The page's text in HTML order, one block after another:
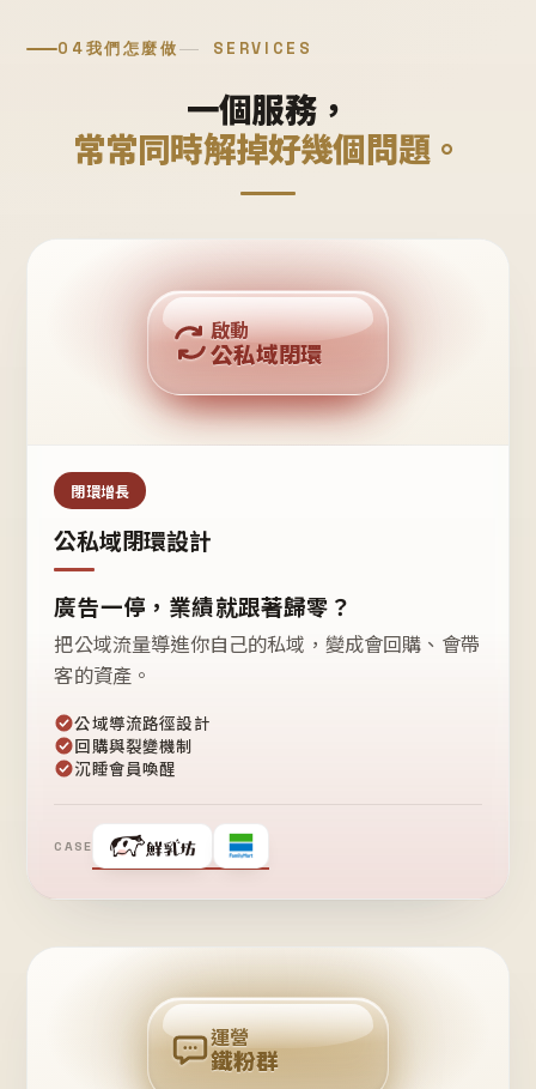
04我們怎麼做 SERVICES
一個服務，
常常同時解掉好幾個問題。
公域流量
私域鐵粉
回購複利
啟動
公私域閉環
閉環增長
公私域閉環設計
廣告一停，業績就跟著歸零？
把公域流量導進你自己的私域，變成會回購、會帶
客的資產。
公域導流路徑設計
回購與裂變機制
沉睡會員喚醒
CASE
❤
粉
回
購
運營
鐵粉群